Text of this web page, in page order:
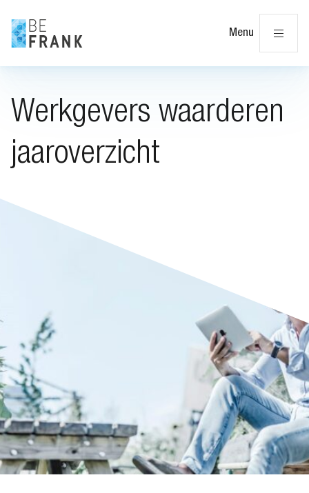
Menu
Werkgevers waarderen
jaaroverzicht